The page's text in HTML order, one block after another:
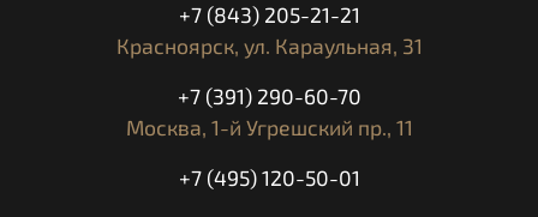
+7 (843) 205-21-21
Красноярск, ул. Караульная, 31
+7 (391) 290-60-70
Москва, 1-й Угрешский пр., 11
+7 (495) 120-50-01